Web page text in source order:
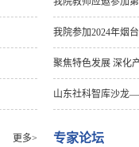
我院参加2024年烟
聚焦特色发展 深化
山东社科智库沙龙
更多> 专家论坛